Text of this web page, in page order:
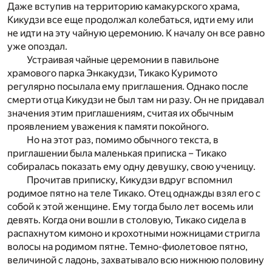
Даже вступив на территорию камакурского храма,
Кикудзи все еще продолжал колебаться, идти ему или
не идти на эту чайную церемонию. К началу он все равно
уже опоздал.
Устраивая чайные церемонии в павильоне
храмового парка Энкакудзи, Тикако Куримото
регулярно посылала ему приглашения. Однако после
смерти отца Кикудзи не был там ни разу. Он не придавал
значения этим приглашениям, считая их обычным
проявлением уважения к памяти покойного.
Но на этот раз, помимо обычного текста, в
приглашении была маленькая приписка – Тикако
собиралась показать ему одну девушку, свою ученицу.
Прочитав приписку, Кикудзи вдруг вспомнил
родимое пятно на теле Тикако. Отец однажды взял его с
собой к этой женщине. Ему тогда было лет восемь или
девять. Когда они вошли в столовую, Тикако сидела в
распахнутом кимоно и крохотными ножницами стригла
волосы на родимом пятне. Темно-фиолетовое пятно,
величиной с ладонь, захватывало всю нижнюю половину